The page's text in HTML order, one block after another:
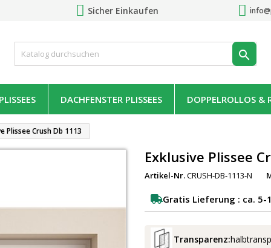
Sicher Einkaufen

DACHFENSTER PLISSEES DOPPELROLLOS &
Plissee Crush Db 1113
Exklusive Plissee
Artikel-Nr.CRUSH-DB-1113-N
Gratis Lieferung : ca.
Transparenz: